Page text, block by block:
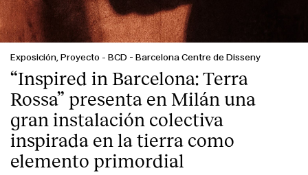
Contacto
Exposición, Proyecto - BCD - Barcelona Centre de Disseny
“Inspired in Barcelona: Terra
Rossa” presenta en Milán una
gran instalación colectiva
inspirada en la tierra como
elemento primordial